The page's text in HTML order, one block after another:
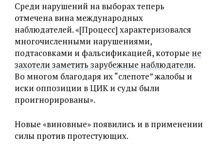
Среди нарушений на выборах теперь
отмечена вина международных
наблюдателей. «‎[Процесс] характеризовался
многочисленными нарушениями,
подтасовками и фальсификацией, которые не
захотели заметить зарубежные наблюдатели.
Во многом благодаря их “слепоте” жалобы и
иски оппозиции в ЦИК и суды были
проигнорированы».
Новые «виновные» появились и в применении
силы против протестующих.